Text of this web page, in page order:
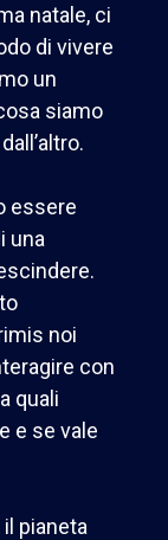
natale, ci
di vivere
un
siamo
essere
una
noi
con
quali
e se vale
pianeta